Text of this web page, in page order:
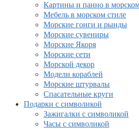
Картины и панно в
Мебель в морском стиле
Морские гонги и рынды
Морские сувениры
Морские Якоря
Морские сети
Морской декор
Модели кораблей
Морские штурвалы
Спасательные круги
Подарки с символикой
Зажигалки с символикой
Часы с символикой